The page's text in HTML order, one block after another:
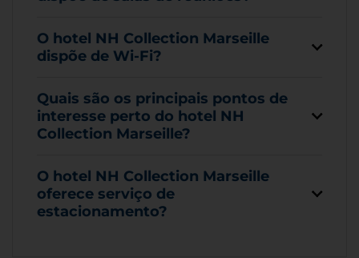
O hotel NH Collection Marseille
dispõe de Wi-Fi?
Quais são os principais pontos de
interesse perto do hotel NH
Collection Marseille?
O hotel NH Collection Marseille
oferece serviço de
estacionamento?